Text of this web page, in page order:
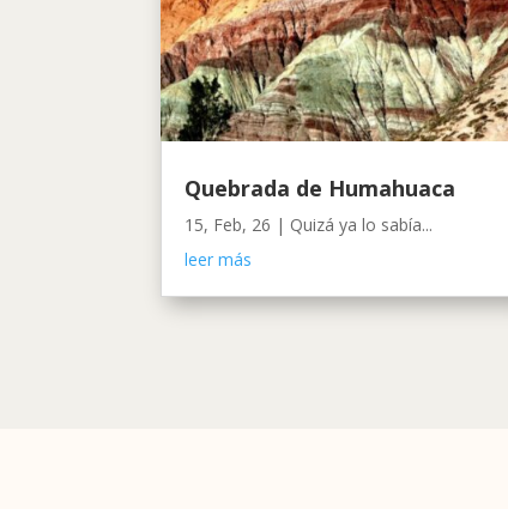
Quebrada de Humahuaca
15, Feb, 26 | Quizá ya lo sabía...
leer más